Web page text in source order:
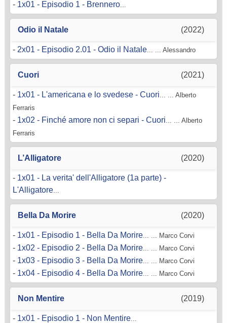
- 1x01 - Episodio 1 - Brennero
Odio il Natale (2022)
- 2x01 - Episodio 2.01 - Odio il Natale ... ... Alessandro
Cuori (2021)
- 1x01 - L'americana e lo svedese - Cuori ... ... Alberto
Ferraris
- 1x02 - Finché amore non ci separi - Cuori ... ... Alberto
Ferraris
L’Alligatore (2020)
- 1x01 - La verita' dell'Alligatore (1a parte) -
L'Alligatore
Bella Da Morire (2020)
- 1x01 - Episodio 1 - Bella Da Morire ... ... Marco Corvi
- 1x02 - Episodio 2 - Bella Da Morire ... ... Marco Corvi
- 1x03 - Episodio 3 - Bella Da Morire ... ... Marco Corvi
- 1x04 - Episodio 4 - Bella Da Morire ... ... Marco Corvi
Non Mentire (2019)
- 1x01 - Episodio 1 - Non Mentire